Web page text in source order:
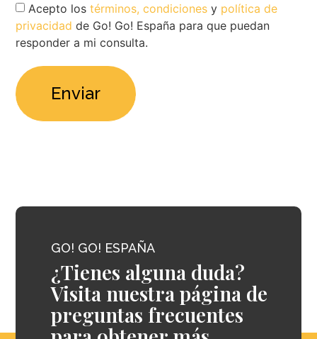
Acepto lostérminos, condiciones y política de
privacidad de Go! Go! España para que puedan
responder a mi consulta.
GO! GO! ESPAÑA
¿Tienes alguna duda?
Visita nuestra página de
preguntas frecuentes